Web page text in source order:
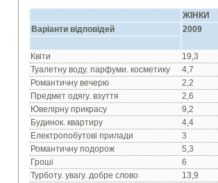
ЖІНКИ
Варіанти відповідей
2009
Квiти 19,3
Туалетну воду. парфуми. косметику
4,7
Романтичну вечерю
2,2
Предмет одягу. взуття
2,6
Ювелiрну прикрасу
9,2
Будинок. квартиру
4,4
Електропобутовi прилади
3
Романтичну подорож
5,3
Грошi
6
Турботу. увагу. добре слово
13,9